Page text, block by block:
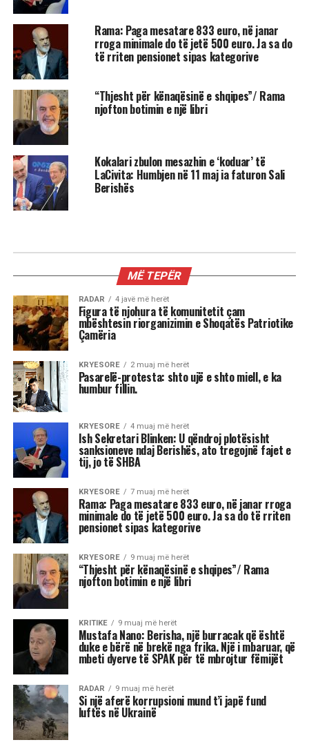
Rama: Paga mesatare 833 euro, në janar
rroga minimale do të jetë 500 euro. Ja sa do
të rriten pensionet sipas kategorive
“Thjesht për kënaqësinë e shqipes”/ Rama
njofton botimin e një libri
Kokalari zbulon mesazhin e ‘koduar’ të
LaCivita: Humbjen në 11 maj ia faturon Sali
Berishës
MË TEPËR
RADAR 4 javë më herët
Figura të njohura të komunitetit çam
mbështesin riorganizimin e Shoqatës Patriotike
Çamëria
KRYESORE 2 muaj më herët
Pasarelë-protesta: shto ujë e shto miell, e ka
humbur fillin.
KRYESORE 4 muaj më herët
Ish Sekretari Blinken: U qëndroj plotësisht
sanksioneve ndaj Berishës, ato tregojnë fajet e
tij, jo të SHBA
KRYESORE 7 muaj më herët
Rama: Paga mesatare 833 euro, në janar rroga
minimale do të jetë 500 euro. Ja sa do të rriten
pensionet sipas kategorive
KRYESORE 9 muaj më herët
“Thjesht për kënaqësinë e shqipes”/ Rama
njofton botimin e një libri
KRITIKE 9 muaj më herët
Mustafa Nano: Berisha, një burracak që është
duke e bërë në brekë nga frika. Një i mbaruar, që
mbeti dyerve të SPAK për të mbrojtur fëmijët
RADAR 9 muaj më herët
Si një aferë korrupsioni mund t’i japë fund
luftës në Ukrainë